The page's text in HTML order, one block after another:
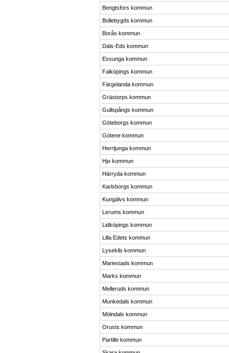
Bengtsfors kommun
Bollebygds kommun
Borås kommun
Dals-Eds kommun
Essunga kommun
Falköpings kommun
Färgelanda kommun
Grästorps kommun
Gullspångs kommun
Göteborgs kommun
Götene kommun
Herrljunga kommun
Hjo kommun
Härryda kommun
Karlsborgs kommun
Kungälvs kommun
Lerums kommun
Lidköpings kommun
Lilla Edets kommun
Lysekils kommun
Mariestads kommun
Marks kommun
Melleruds kommun
Munkedals kommun
Mölndals kommun
Orusts kommun
Partille kommun